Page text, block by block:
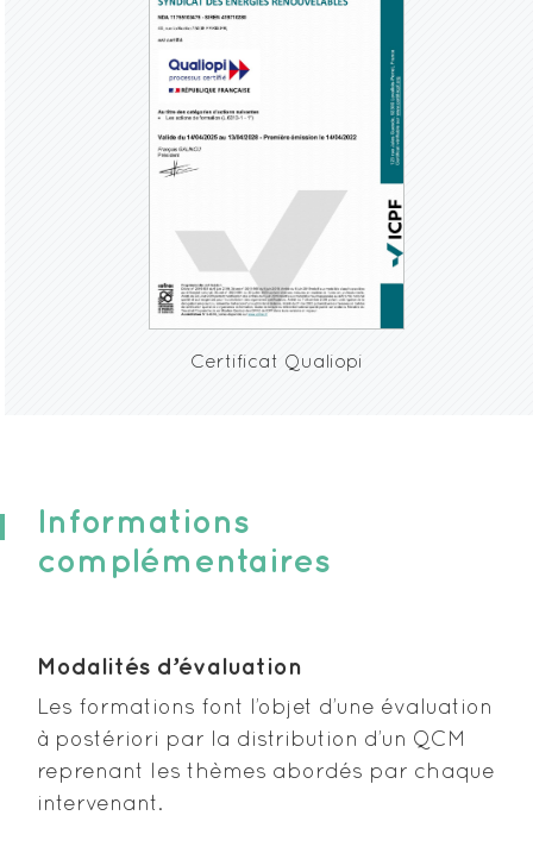
Certificat Qualiopi
Informations
complémentaires
Modalités d’évaluation
Les formations font l’objet d’une évaluation
à postériori par la distribution d’un QCM
reprenant les thèmes abordés par chaque
intervenant.